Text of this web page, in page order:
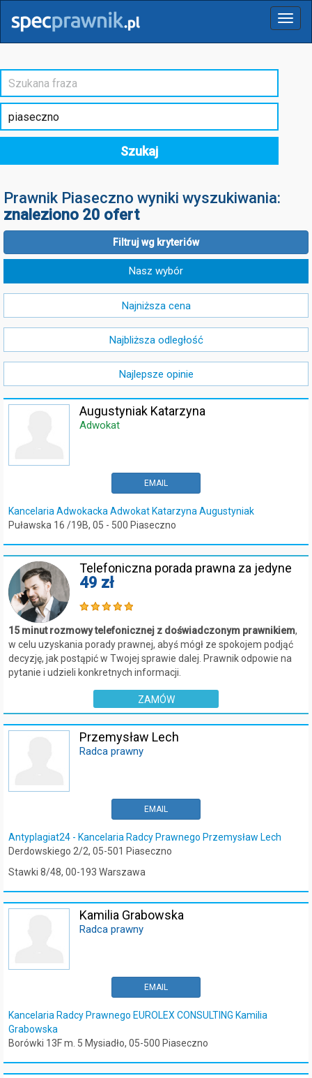
Menu
Szukaj
Prawnik Piaseczno wyniki wyszukiwania:
znaleziono 20 ofert
Filtruj wg kryteriów
Nasz wybór
Najniższa cena
Najbliższa odległość
Najlepsze opinie
Augustyniak Katarzyna
Adwokat
Kancelaria Adwokacka Adwokat Katarzyna Augustyniak
Puławska 16 /19B, 05 - 500 Piaseczno
EMAIL
Telefoniczna porada prawna za jedyne
49 zł
15 minut rozmowy telefonicznej z doświadczonym prawnikiem,
w celu uzyskania porady prawnej, abyś mógł ze spokojem podjąć
decyzję, jak postąpić w Twojej sprawie dalej. Prawnik odpowie na
pytanie i udzieli konkretnych informacji.
ZAMÓW
Przemysław Lech
Radca prawny
Antyplagiat24 - Kancelaria Radcy Prawnego Przemysław Lech
Derdowskiego 2/2, 05-501 Piaseczno
Stawki 8/48, 00-193 Warszawa
EMAIL
Kamilia Grabowska
Radca prawny
Kancelaria Radcy Prawnego EUROLEX CONSULTING Kamilia
Grabowska
Borówki 13F m. 5 Mysiadło, 05-500 Piaseczno
EMAIL